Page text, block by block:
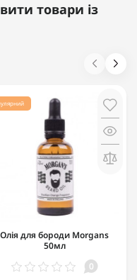
товари із
Олія для бороди Morgans
50мл
0